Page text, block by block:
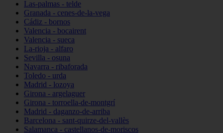
Las-palmas - telde
Granada - cenes-de-la-vega
Cádiz - bornos
Valencia - bocairent
Valencia - sueca
La-rioja - alfaro
Sevilla - osuna
Navarra - ribaforada
Toledo - urda
Madrid - lozoya
Girona - argelaguer
Girona - torroella-de-montgrí
Madrid - daganzo-de-arriba
Barcelona - sant-quirze-del-vallès
Salamanca - castellanos-de-moriscos